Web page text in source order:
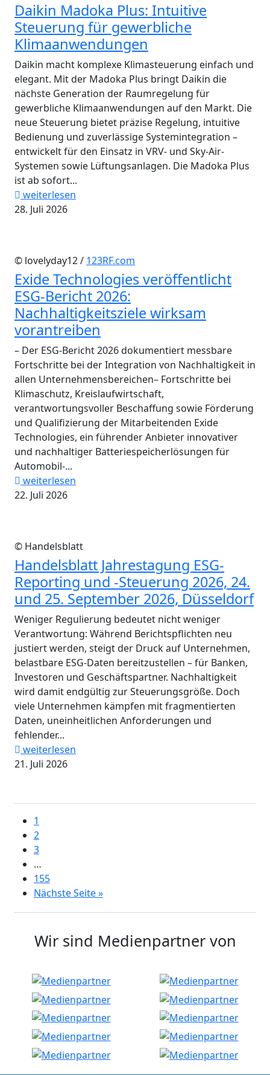
Daikin Madoka Plus: Intuitive
Steuerung für gewerbliche
Klimaanwendungen
Daikin macht komplexe Klimasteuerung einfach und
elegant. Mit der Madoka Plus bringt Daikin die
nächste Generation der Raumregelung für
gewerbliche Klimaanwendungen auf den Markt. Die
neue Steuerung bietet präzise Regelung, intuitive
Bedienung und zuverlässige Systemintegration –
entwickelt für den Einsatz in VRV- und Sky-Air-
Systemen sowie Lüftungsanlagen. Die Madoka Plus
ist ab sofort...
weiterlesen
28. Juli 2026
© lovelyday12 / 123RF.com
Exide Technologies veröffentlicht
ESG-Bericht 2026:
Nachhaltigkeitsziele wirksam
vorantreiben
– Der ESG-Bericht 2026 dokumentiert messbare
Fortschritte bei der Integration von Nachhaltigkeit in
allen Unternehmensbereichen– Fortschritte bei
Klimaschutz, Kreislaufwirtschaft,
verantwortungsvoller Beschaffung sowie Förderung
und Qualifizierung der Mitarbeitenden Exide
Technologies, ein führender Anbieter innovativer
und nachhaltiger Batteriespeicherlösungen für
Automobil-...
weiterlesen
22. Juli 2026
© Handelsblatt
Handelsblatt Jahrestagung ESG-
Reporting und -Steuerung 2026, 24.
und 25. September 2026, Düsseldorf
Weniger Regulierung bedeutet nicht weniger
Verantwortung: Während Berichtspflichten neu
justiert werden, steigt der Druck auf Unternehmen,
belastbare ESG-Daten bereitzustellen – für Banken,
Investoren und Geschäftspartner. Nachhaltigkeit
wird damit endgültig zur Steuerungsgröße. Doch
viele Unternehmen kämpfen mit fragmentierten
Daten, uneinheitlichen Anforderungen und
fehlender...
weiterlesen
21. Juli 2026
1
2
3
…
155
Nächste Seite »
Wir sind Medienpartner von